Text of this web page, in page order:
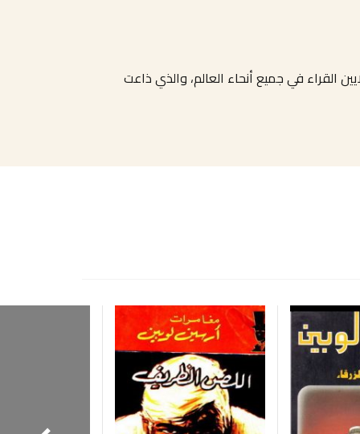
القراء في جميع أنحاء العالم، والذي ذاعت